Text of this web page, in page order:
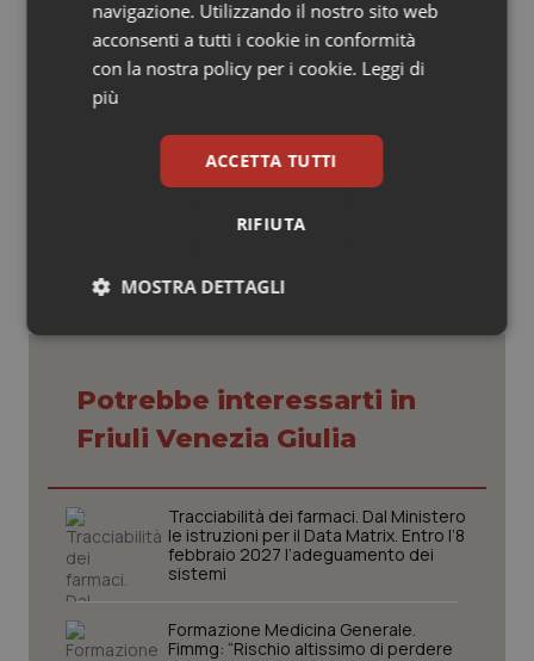
infermieristica e certifica nei fatti l’evoluzione della
professione che raggiunge così le vette non solo nel
settore dell’assistenza, ma anche del management
sociosanitario.
Potrebbe interessarti in
Friuli Venezia Giulia
Tracciabilità dei farmaci. Dal Ministero
le istruzioni per il Data Matrix. Entro l’8
febbraio 2027 l’adeguamento dei
sistemi
Formazione Medicina Generale.
Fimmg: “Rischio altissimo di perdere
navigazione. Utilizzando il nostro sito web
acconsenti a tutti i cookie in conformità
con la nostra policy per i cookie. Leggi di
più
ACCETTA TUTTI
RIFIUTA
MOSTRA DETTAGLI
Necessari Statistici Marketing
Statistici
I cookie necessari contribuiscono a rendere fruibile il
sito web abilitandone funzionalità di base quali la
navigazione sulle pagine e l'accesso alle aree
protette del sito. Il sito web non è in grado di
funzionare correttamente senza questi cookie.